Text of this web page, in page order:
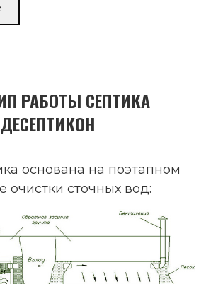
РАБОТЫ СЕПТИКА
ДЕСЕПТИКОН
основана на поэтапном
очистки сточных вод: